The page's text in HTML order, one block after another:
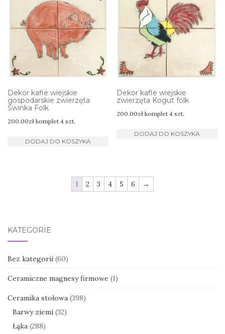
Dekor kafle wiejskie
gospodarskie zwierzęta
Świnka Folk
200.00zł komplet 4 szt.
DODAJ DO KOSZYKA
Dekor kafle wiejskie
zwierzęta Kogut folk
200.00zł komplet 4 szt.
DODAJ DO KOSZYKA
1 2 3 4 5 6 →
KATEGORIE
Bez kategorii (60)
Ceramiczne magnesy firmowe (1)
Ceramika stołowa (398)
Barwy ziemi (32)
Łąka (288)